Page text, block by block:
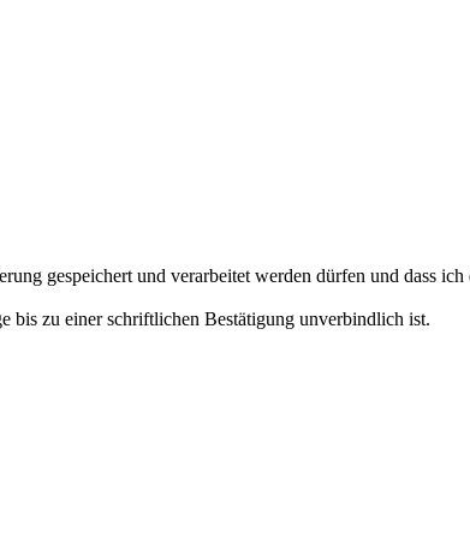
gespeichert und verarbeitet werden dürfen und dass ich
bis zu einer schriftlichen Bestätigung unverbindlich ist.